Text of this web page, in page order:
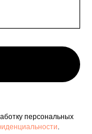
персональных